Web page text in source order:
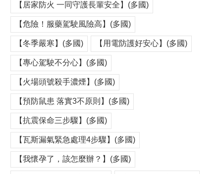
【居家防火 一同守護長輩安全】(多國)
【危險！服藥駕駛風險高】(多國)
【冬季嚴寒】(多國) 【用電防護好安心】(多國)
【專心駕駛不分心】(多國)
【火場頭號殺手濃煙】(多國)
【預防鼠患 落實3不原則】(多國)
【抗震保命三步驟】(多國)
【瓦斯漏氣緊急處理4步驟】(多國)
【我懷孕了，該怎麼辦？】(多國)